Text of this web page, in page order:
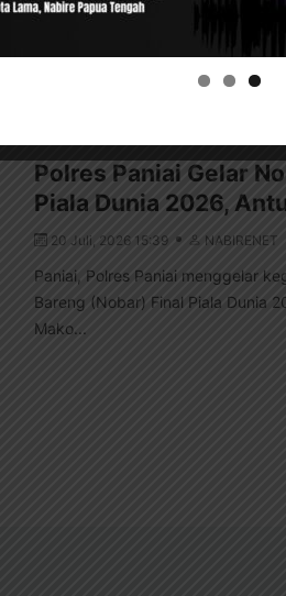
Polres Paniai Gelar
Piala Dunia 2026,
20 Juli, 2026 15:39 NABIRENET
Paniai, Polres Paniai menggelar
Bareng (Nobar) Final Piala Dunia
Mako...